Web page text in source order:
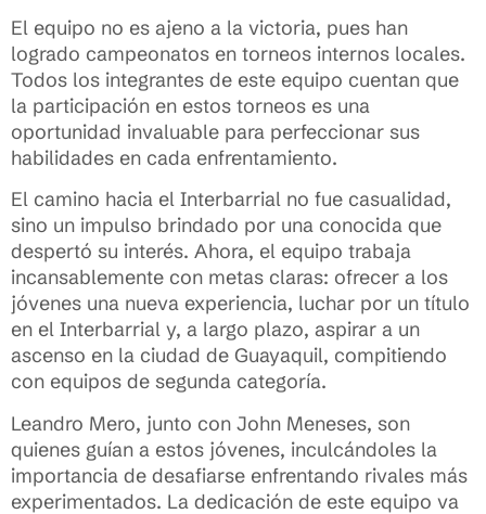
El equipo no es ajeno a la victoria, pues han
logrado campeonatos en torneos internos locales.
Todos los integrantes de este equipo cuentan que
la participación en estos torneos es una
oportunidad invaluable para perfeccionar sus
habilidades en cada enfrentamiento.
El camino hacia el Interbarrial no fue casualidad,
sino un impulso brindado por una conocida que
despertó su interés. Ahora, el equipo trabaja
incansablemente con metas claras: ofrecer a los
jóvenes una nueva experiencia, luchar por un título
en el Interbarrial y, a largo plazo, aspirar a un
ascenso en la ciudad de Guayaquil, compitiendo
con equipos de segunda categoría.
Leandro Mero, junto con John Meneses, son
quienes guían a estos jóvenes, inculcándoles la
importancia de desafiarse enfrentando rivales más
experimentados. La dedicación de este equipo va